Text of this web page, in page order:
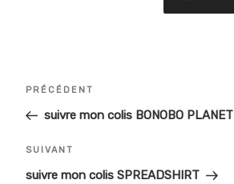
Navigation
de
l’article
Article
précédent
PRÉCÉDENT
suivre mon colis BONOBO PLANET
Article
suivant
SUIVANT
suivre mon colis SPREADSHIRT